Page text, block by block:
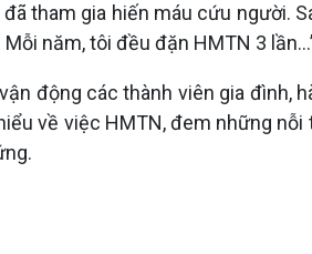
tham gia hiến máu cứu người.
năm, tôi đều đặn HMTN 3
động các thành viên gia đình,
về việc HMTN, đem những